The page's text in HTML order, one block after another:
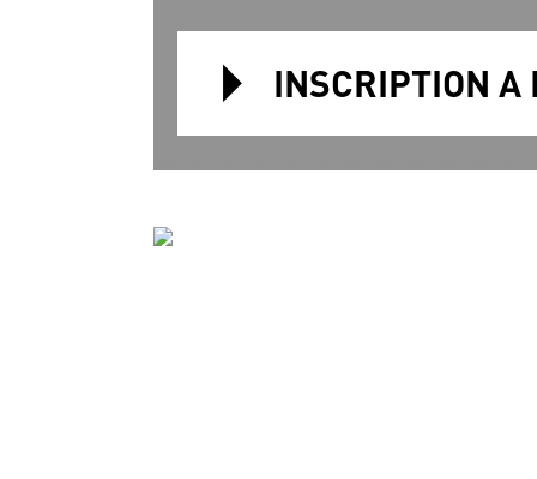
INSCRIPTION A